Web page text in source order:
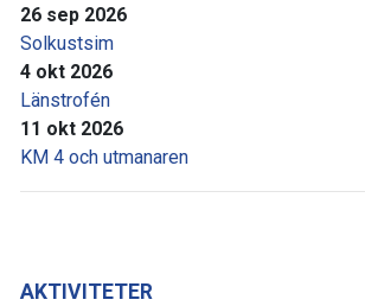
26 sep 2026
Solkustsim
4 okt 2026
Länstrofén
11 okt 2026
KM 4 och utmanaren
AKTIVITETER